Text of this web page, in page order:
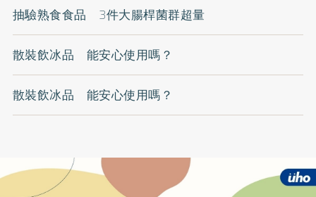
抽驗熟食食品 3件大腸桿菌群超量
散裝飲冰品 能安心使用嗎？
散裝飲冰品 能安心使用嗎？